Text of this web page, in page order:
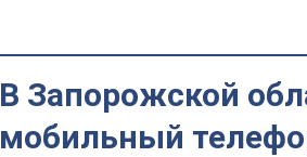
В Запорожcкой
мобильный